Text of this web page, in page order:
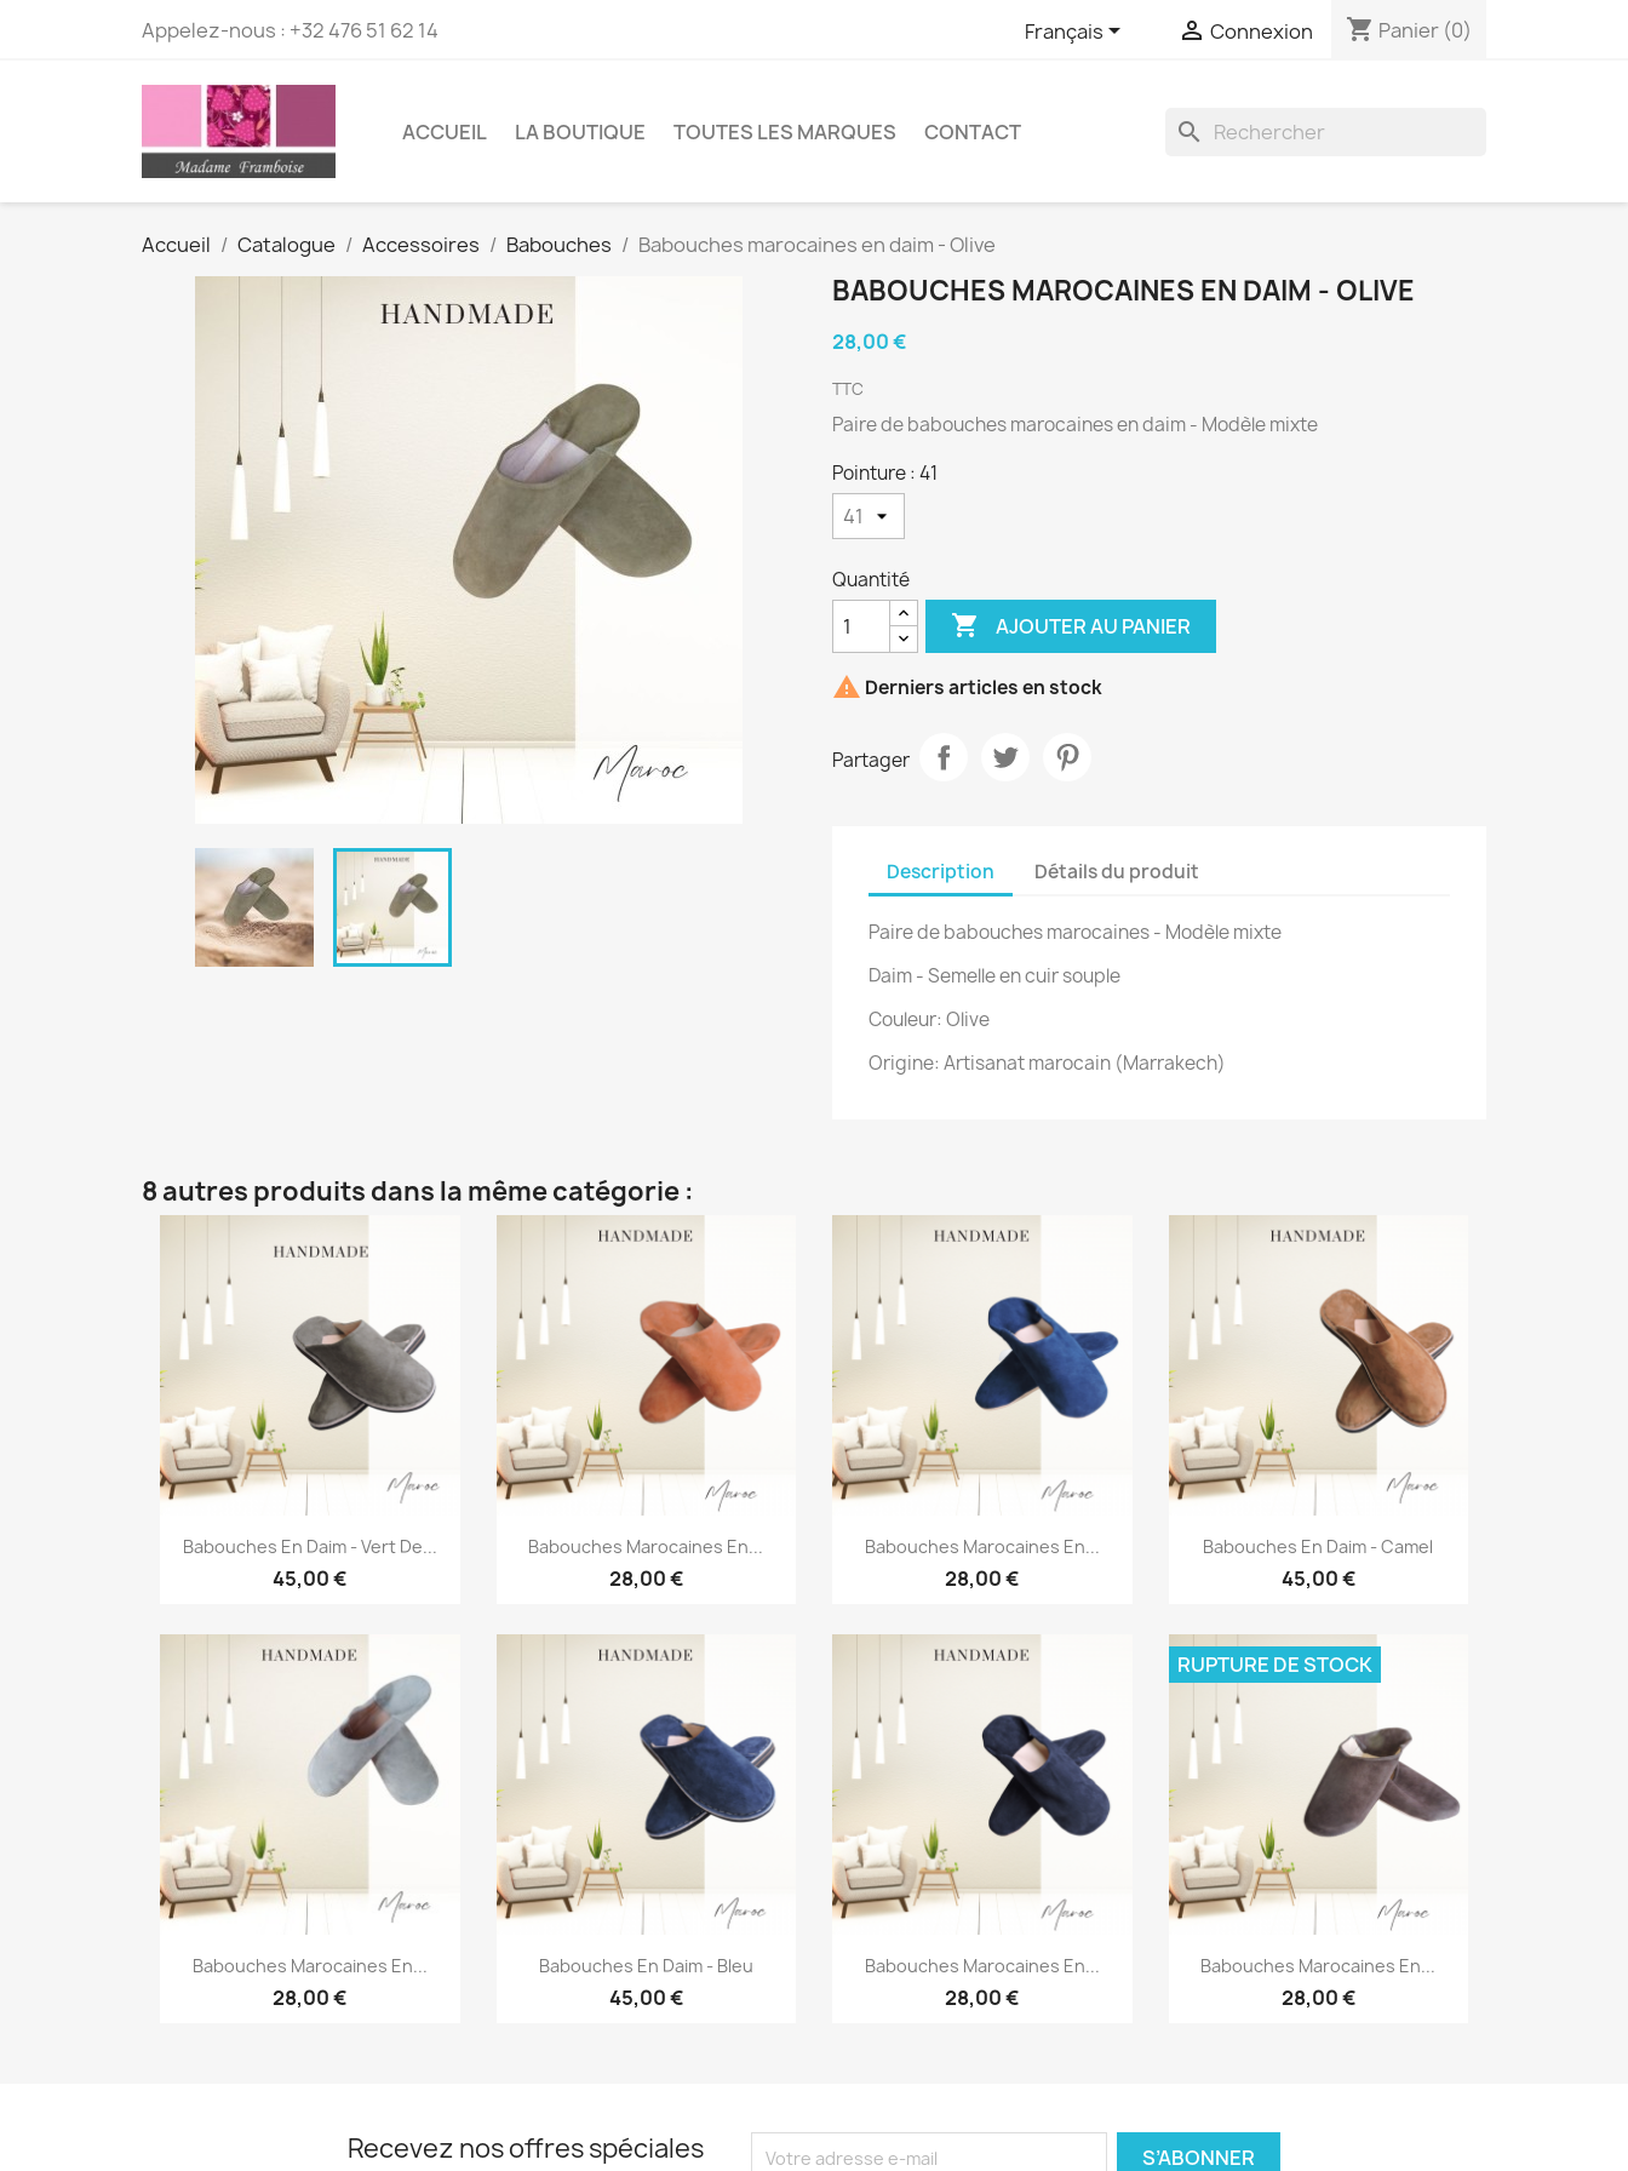
Appelez-nous : +32 476 51 62 14 Français  Connexion shopping_cart Panier (0)
ACCUEIL LA BOUTIQUE TOUTES LES MARQUES CONTACT 
Accueil Catalogue Accessoires Babouches Babouches marocaines en daim - Olive
BABOUCHES MAROCAINES EN DAIM - OLIVE
28,00 €
TTC
Paire de babouches marocaines en daim - Modèle mixte
Pointure : 41
Quantité
 AJOUTER AU PANIER
 Derniers articles en stock
Partager
Description Détails du produit
Paire de babouches marocaines - Modèle mixte
Daim - Semelle en cuir souple
Couleur: Olive
Origine: Artisanat marocain (Marrakech)
8 autres produits dans la même catégorie :
Aperçu rapide
Babouches En Daim - Vert De...
45,00 €
Aperçu rapide
Babouches Marocaines En...
28,00 €
Aperçu rapide
Babouches Marocaines En...
28,00 €
Aperçu rapide
Babouches En Daim - Camel
45,00 €
Aperçu rapide
Babouches Marocaines En...
28,00 €
Aperçu rapide
Babouches En Daim - Bleu
45,00 €
Aperçu rapide
Babouches Marocaines En...
28,00 €
Aperçu rapide
Babouches Marocaines En...
28,00 €
RUPTURE DE STOCK
Recevez nos offres spéciales